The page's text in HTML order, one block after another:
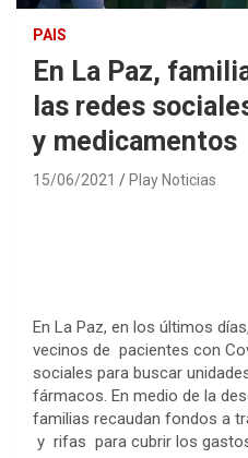
PAIS
En La Paz,
las redes
y medicamentos
15/06/2021 Play Noticias
En La Paz, en los últimos
vecinos de pacientes con
sociales para buscar
fármacos. En medio de la
familias recaudan fondos a
y rifas para cubrir los